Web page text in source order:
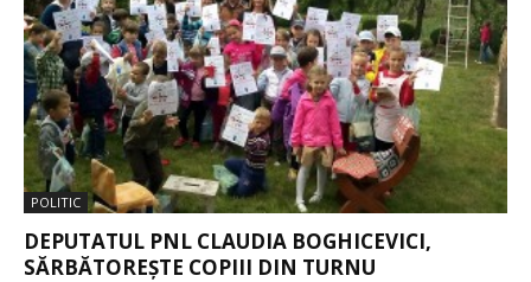
POLITIC
DEPUTATUL PNL CLAUDIA BOGHICEVICI,
SĂRBĂTOREȘTE COPIII DIN TURNU